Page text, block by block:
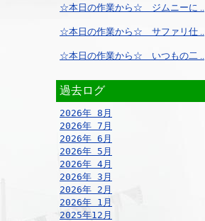
☆本日の作業から☆ ジムニーに ..
☆本日の作業から☆ サファリ仕 ..
☆本日の作業から☆ いつもの二 ..
過去ログ
2026年 8月
2026年 7月
2026年 6月
2026年 5月
2026年 4月
2026年 3月
2026年 2月
2026年 1月
2025年12月